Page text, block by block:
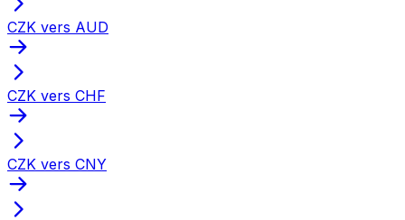
CZK vers AUD
CZK vers CHF
CZK vers CNY